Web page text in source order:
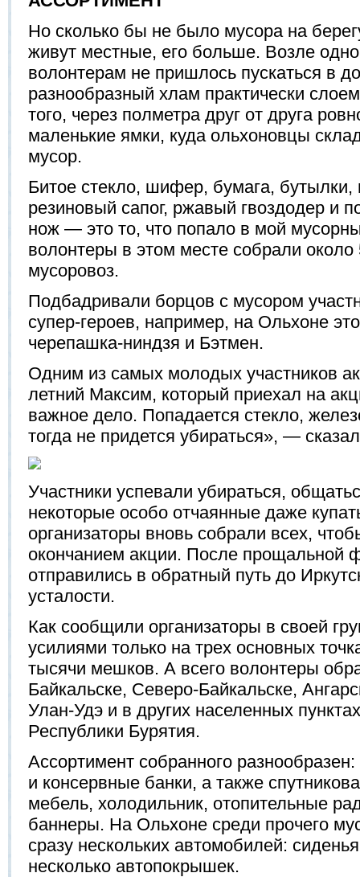
Но сколько бы не было мусора на
живут местные, его больше. Возле
волонтерам не пришлось пускаться в
разнообразный хлам практически
того, через полметра друг от друга
маленькие ямки, куда ольхоновцы
мусор.
Битое стекло, шифер, бумага,
резиновый сапог, ржавый гвоздодер и
нож — это то, что попало в мой
волонтеры в этом месте собрали около
мусоровоз.
Подбадривали борцов с мусором
супер-героев, например, на Ольхоне
черепашка-ниндзя и Бэтмен.
Одним из самых молодых участников
летний Максим, который приехал на
важное дело. Попадается стекло,
тогда не придется убираться», —
Участники успевали убираться,
некоторые особо отчаянные даже
организаторы вновь собрали всех,
окончанием акции. После прощальной
отправились в обратный путь до
усталости.
Как сообщили организаторы в своей
усилиями только на трех основных
тысячи мешков. А всего волонтеры
Байкальске, Северо-Байкальске,
Улан-Удэ и в других населенных
Республики Бурятия.
Ассортимент собранного
и консервные банки, а также
мебель, холодильник, отопительные
баннеры. На Ольхоне среди прочего
сразу нескольких автомобилей:
несколько автопокрышек.